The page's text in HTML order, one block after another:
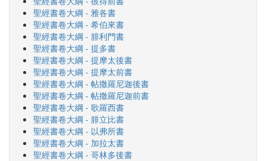
聖經書卷大綱 - 雅各書
聖經書卷大綱 - 希伯來書
聖經書卷大綱 - 腓利門書
聖經書卷大綱 - 提多書
聖經書卷大綱 - 提摩太後書
聖經書卷大綱 - 提摩太前書
聖經書卷大綱 - 帖撒羅尼迦後書
聖經書卷大綱 - 帖撒羅尼迦前書
聖經書卷大綱 - 歌羅西書
聖經書卷大綱 - 腓立比書
聖經書卷大綱 - 以弗所書
聖經書卷大綱 - 加拉太書
聖經書卷大綱 - 哥林多後書